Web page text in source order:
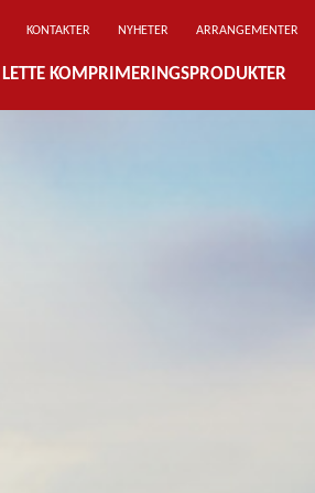
KONTAKTER NYHETER ARRANGEMENTER
LETTE KOMPRIMERINGSPRODUKTER